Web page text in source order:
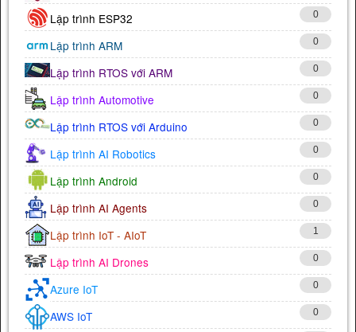
Lập trình ESP32 0
Lập trình ARM 0
Lập trình RTOS với ARM 0
Lập trình Automotive 0
Lập trình RTOS với Arduino 0
Lập trình AI Robotics 0
Lập trình Android 0
Lập trình AI Agents 0
Lập trình IoT - AIoT 1
Lập trình AI Drones 0
Azure IoT 0
AWS IoT 0